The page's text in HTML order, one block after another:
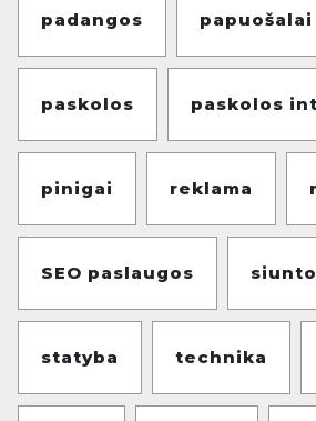
padangos papuošalai
paskolos paskolos
pinigai reklama
SEO paslaugos
statyba technika